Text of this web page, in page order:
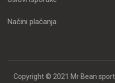
Načini plaćanja
Copyright © 2021 Mr Bean